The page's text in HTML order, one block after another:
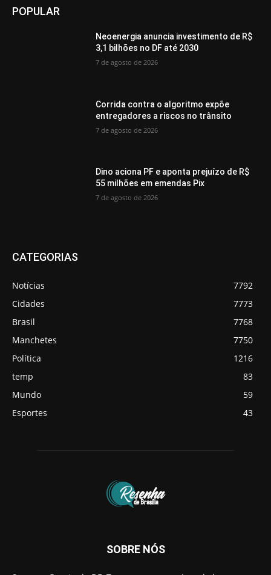
POPULAR
Neoenergia anuncia investimento de R$
3,1 bilhões no DF até 2030
7 de agosto de 2026
Corrida contra o algoritmo expõe
entregadores a riscos no trânsito
7 de agosto de 2026
Dino aciona PF e aponta prejuízo de R$
55 milhões em emendas Pix
7 de agosto de 2026
CATEGORIAS
Notícias
7792
Cidades
7773
Brasil
7768
Manchetes
7750
Política
1216
temp
83
Mundo
59
Esportes
43
SOBRE NÓS